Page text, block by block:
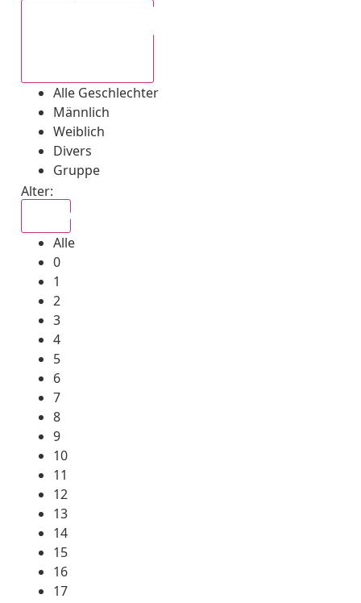
Alle Geschlechter
Männlich
Weiblich
Divers
Gruppe
Alter:
Alle
0
1
2
3
4
5
6
7
8
9
10
11
12
13
14
15
16
17